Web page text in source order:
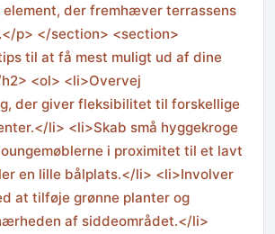
der fremhæver terrassens
p> </section> <section>
til at få mest muligt ud af dine
<ol> <li>Overvej
der giver fleksibilitet til forskellige
li> <li>Skab små hyggekroge
i proximitet til et lavt
en lille bålplats.</li> <li>Involver
at tilføje grønne planter og
af siddeområdet.</li>